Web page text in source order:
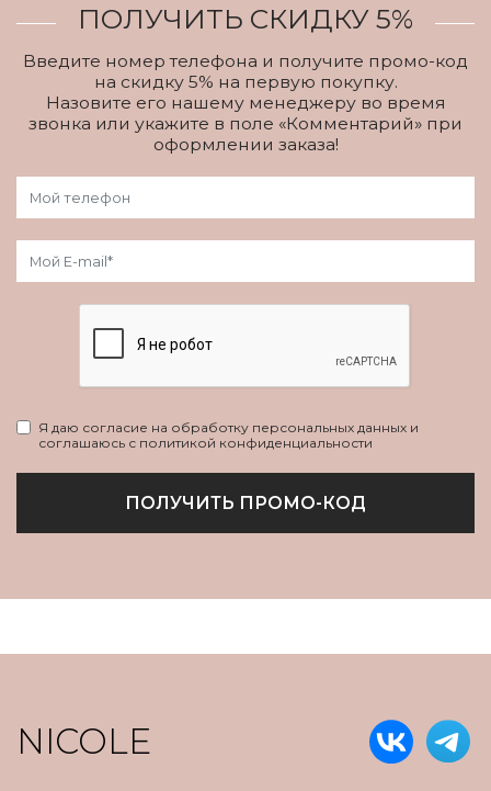
ПОЛУЧИТЬ СКИДКУ 5%
Введите номер телефона и получите промо-код
на скидку 5% на первую покупку.
Назовите его нашему менеджеру во время
звонка или укажите в поле «Комментарий» при
оформлении заказа!
Я даю согласие на обработку персональных данных и
соглашаюсь с политикой конфиденциальности
ПОЛУЧИТЬ ПРОМО-КОД
NICOLE